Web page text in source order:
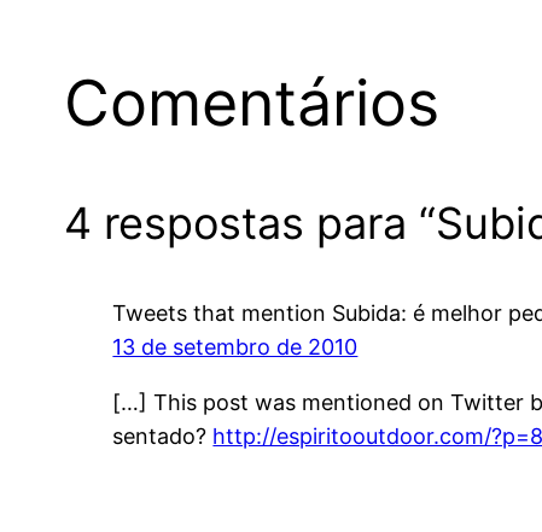
Comentários
4 respostas para
Tweets that mention Subida: é melhor
13 de setembro de 2010
[…] This post was mentioned on Twitter
sentado? http://espiritooutdoor.com/